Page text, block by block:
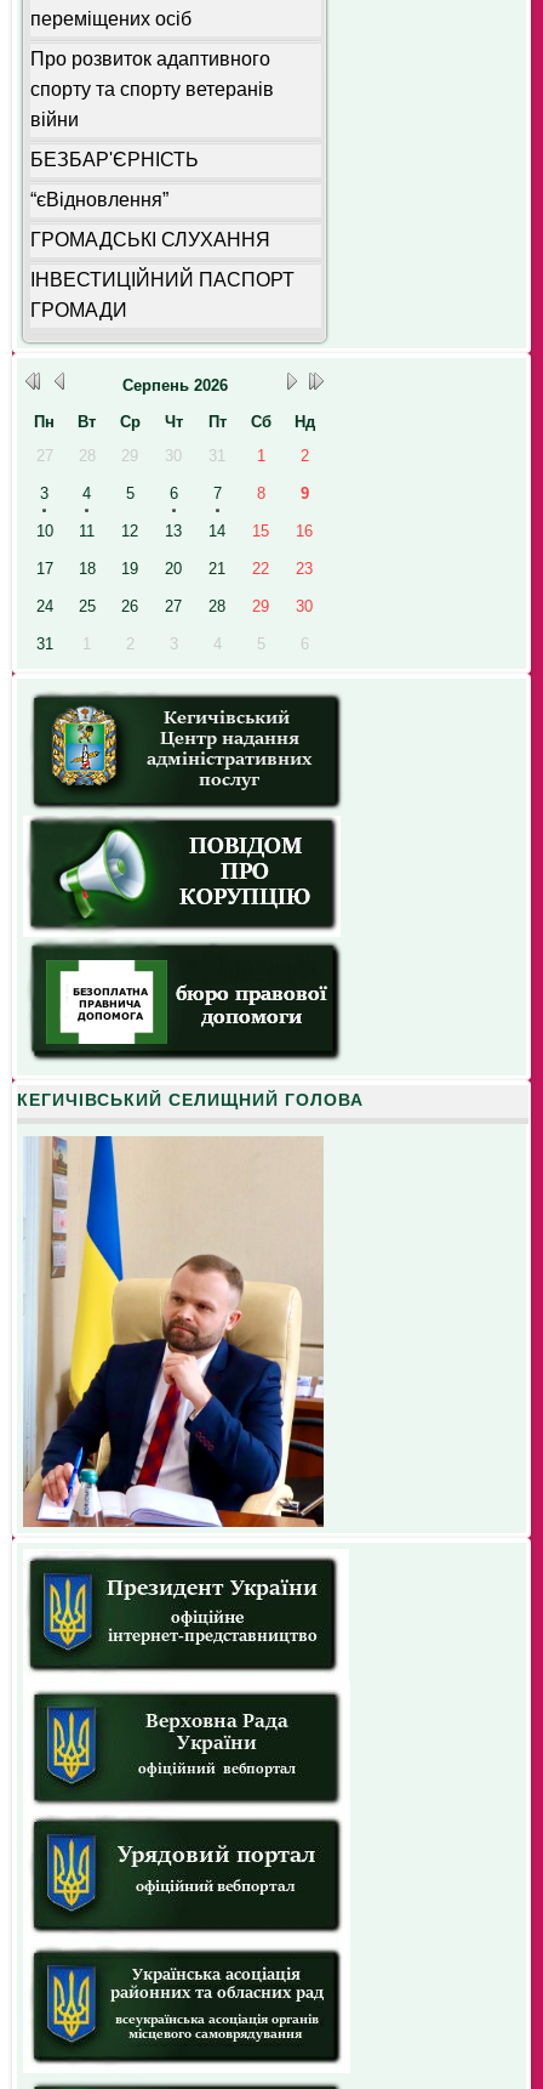
переміщених осіб
Про розвиток адаптивного
спорту та спорту ветеранів
війни
БЕЗБАР'ЄРНІСТЬ
“єВідновлення”
ГРОМАДСЬКІ СЛУХАННЯ
ІНВЕСТИЦІЙНИЙ ПАСПОРТ
ГРОМАДИ
Серпень 2026
Пн
Вт Ср Чт Пт Сб
Нд
27
28 29 30 31 1 2
3 4 5 6 7 8 9
10 11 12 13 14 15 16
17 18 19 20 21 22 23
24 25 26 27 28 29 30
31 1 2 3 4 5 6
КЕГИЧІВСЬКИЙ СЕЛИЩНИЙ ГОЛОВА